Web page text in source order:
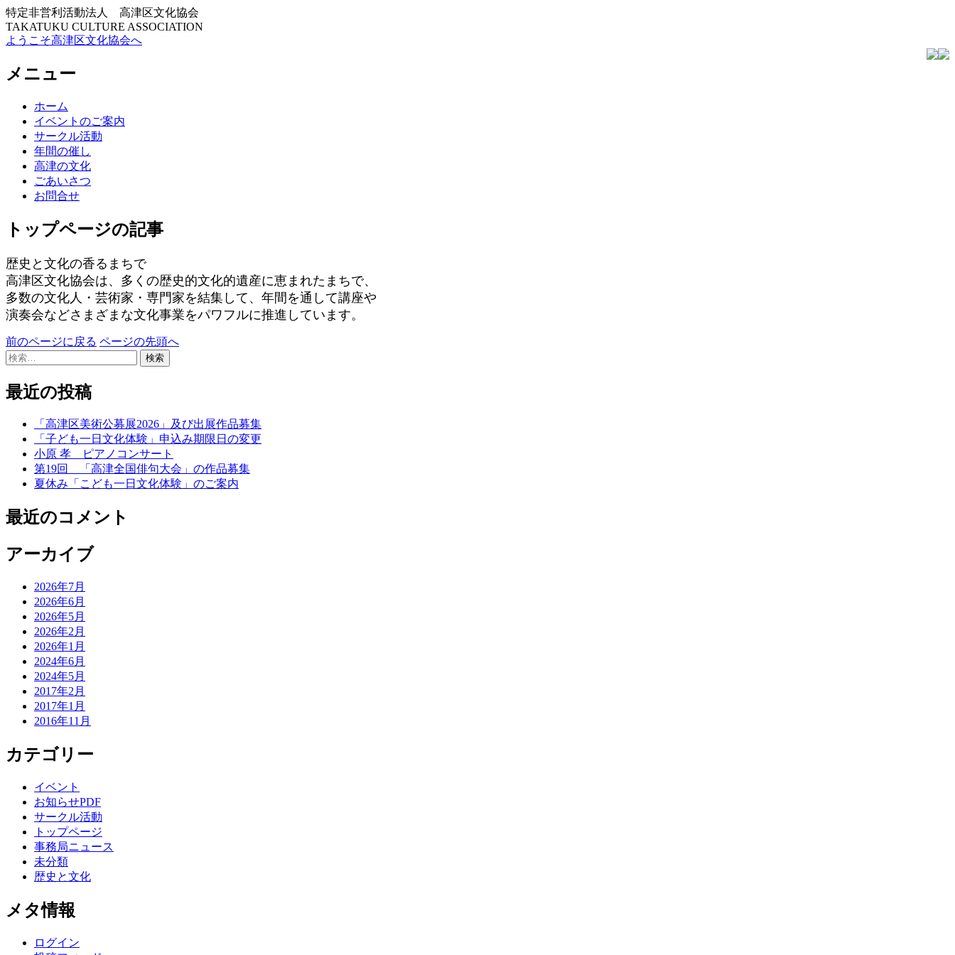
特定非営利活動法人 高津区文化協会
TAKATUKU CULTURE ASSOCIATION
ようこそ高津区文化協会へ
メニュー
ッ
プ
ホーム
イベントのご案内
サークル活動
年間の催し
高津の文化
ごあいさつ
お問合せ
トップページの記事
歴史と文化の香るまちで
高津区文化協会は、多くの歴史的文化的遺産に恵まれたまちで、
多数の文化人・芸術家・専門家を結集して、年間を通して講座や
演奏会などさまざまな文化事業をパワフルに推進しています。
前のページに戻る ページの先頭へ
検
最近の投稿
「高津区美術公募展2026」及び出展作品募集
「子ども一日文化体験」申込み期限日の変更
小原 孝 ピアノコンサート
第19回 「高津全国俳句大会」の作品募集
夏休み「こども一日文化体験」のご案内
最近のコメント
アーカイブ
2026年7月
2026年6月
2026年5月
2026年2月
2026年1月
2024年6月
2024年5月
2017年2月
2017年1月
2016年11月
カテゴリー
イベント
お知らせPDF
サークル活動
トップページ
事務局ニュース
未分類
歴史と文化
メタ情報
ログイン